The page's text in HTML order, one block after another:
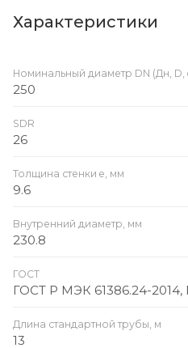
Характеристики
Номинальный диаметр DN (Дн, D,
250
SDR
26
Толщина стенки e, мм
9.6
Внутренний диаметр, мм
230.8
ГОСТ
ГОСТ Р МЭК 61386.24-2014,
Длина стандартной трубы, м
13